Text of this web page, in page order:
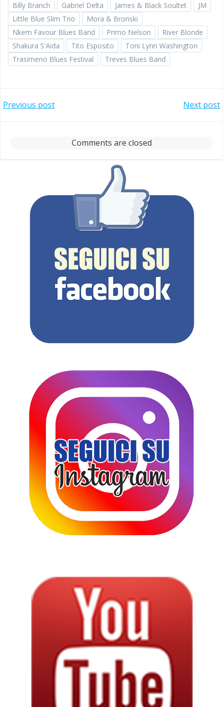
Billy Branch
Gabriel Delta James & Black Soultet
JM
Little Blue Slim Trio
Mora & Bronski
Nkem Favour Blues Band
Primo Nelson
River Blonde
Shakura S'Aida
Tito Esposito
Toni Lynn Washington
Trasimeno Blues Festival
Treves Blues Band
Post
navigation
Previous post
navigation
Next post
Comments are closed